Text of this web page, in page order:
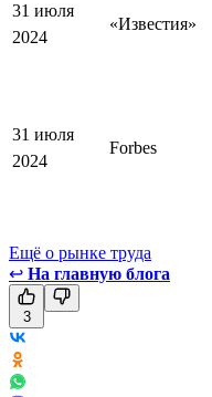
31 июля
2024
«Известия»
31 июля
2024
Forbes
Ещё о рынке труда
↩ На главную блога
3